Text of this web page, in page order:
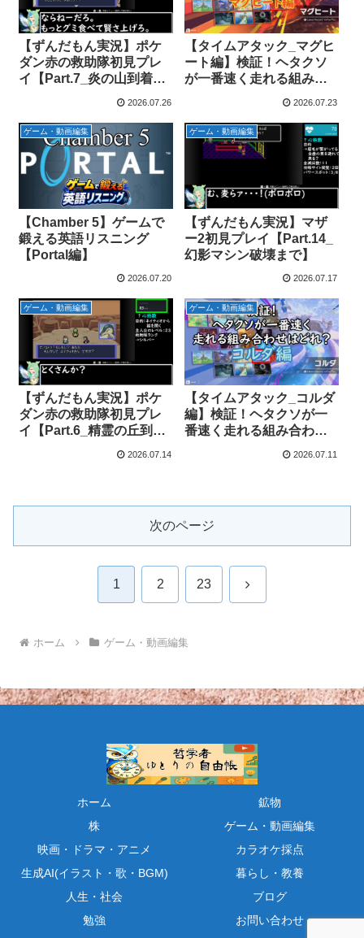
【ずんだもん実況】ポケ
ダン赤の救助隊初見プレ
イ【Part.7_炎の山到着ま
2026.07.26
【タイムアタック_マグヒ
ート編】検証！ヘタクソ
が一番速く走れる組み合
2026.07.23
ゲーム・動画編集
【Chamber 5】ゲームで
鍛える英語リスニング
【Portal編】
2026.07.20
ゲーム・動画編集
【ずんだもん実況】マザ
ー2初見プレイ【Part.14_
幻影マシン破壊まで】
2026.07.17
ゲーム・動画編集
【ずんだもん実況】ポケ
ダン赤の救助隊初見プレ
イ【Part.6_精霊の丘到着
2026.07.14
ゲーム・動画編集
【タイムアタック_コルダ
編】検証！ヘタクソが一
番速く走れる組み合わせ
2026.07.11
次のページ
1 2 23 次
ホーム ゲーム・動画編集
ホーム
鉱物
株
ゲーム・動画編集
映画・ドラマ・アニメ
カラオケ採点
生成AI(イラスト・歌・BGM)
暮らし・教養
人生・社会
ブログ
勉強
お問い合わせ